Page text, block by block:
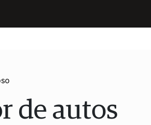
de autos